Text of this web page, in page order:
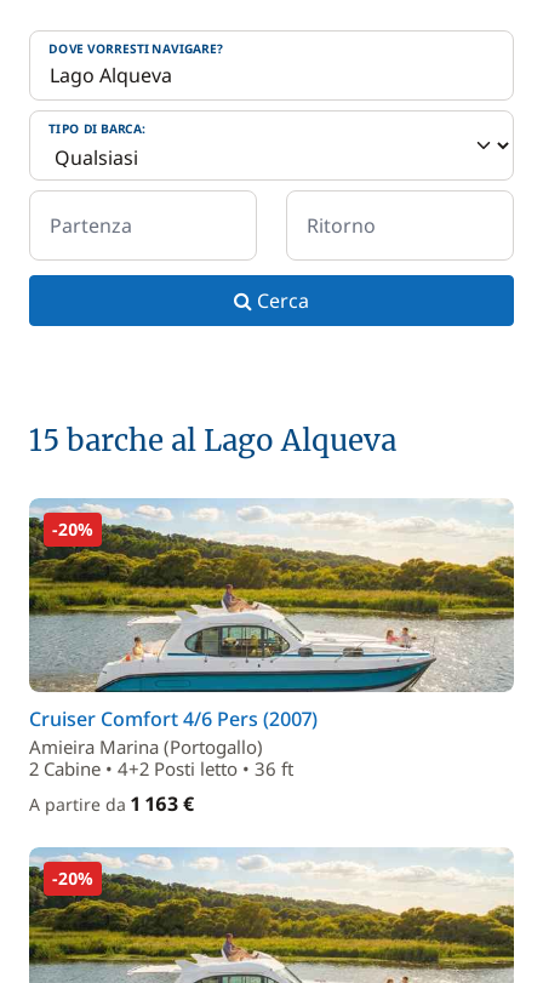
DOVE VORRESTI NAVIGARE?
TIPO DI BARCA:
Partenza Ritorno
Cerca
15 barche al Lago Alqueva
-20%
Cruiser Comfort 4/6 Pers (2007)
Amieira Marina (Portogallo)
2 Cabine • 4+2 Posti letto • 36 ft
A partire da 1 163 €
-20%